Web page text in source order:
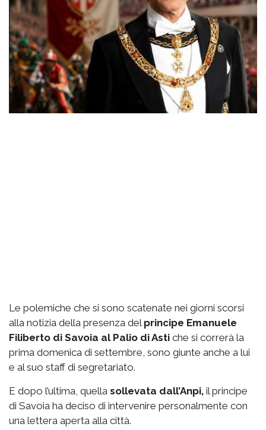
Le polemiche che si sono scatenate nei giorni scorsi
alla notizia della presenza del principe Emanuele
Filiberto di Savoia al Palio di Asti che si correrà la
prima domenica di settembre, sono giunte anche a lui
e al suo staff di segretariato.
E dopo l’ultima, quella sollevata dall’Anpi, il principe
di Savoia ha deciso di intervenire personalmente con
una lettera aperta alla città.